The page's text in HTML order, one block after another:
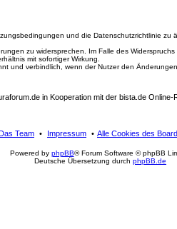
und die Datenschutzrichtlinie zu
zu widersprechen. Im Falle des
mit sofortiger Wirkung.
und verbindlich, wenn der Nutzer den
in Kooperation mit der bista.de Online-
Alle Cookies des
Impressum
Team
Powered by phpBB® Forum Software © phpBB
Deutsche Übersetzung durch phpBB.de